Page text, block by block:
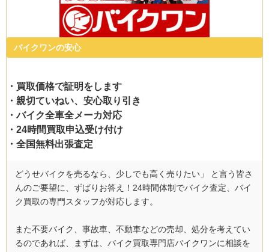
バイクワンの安心
・買取価格で証明をします
・親切ていねい、安心取り引き
・バイク全車全メーカ対応
・24時間買取申込受け付け
・全国無料出張査定
どうせバイクを売るなら、少しでも高く売りたい」 と言う皆さ
んのご要望に、ずばりお答え！24時間体制でバイク査定、バイ
ク買取の専門スタッフが対応します。
また不要バイク、事故車、不動車などの売却、処分を考えてい
るのであれば、まずは、バイク買取専門店バイクワンに相談を